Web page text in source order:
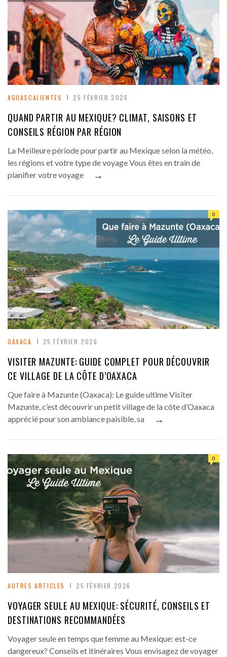
AGUASCALIENTES 25 FÉVRIER 2026
QUAND PARTIR AU MEXIQUE? CLIMAT, SAISONS ET
CONSEILS RÉGION PAR RÉGION
La Meilleure période pour partir au Mexique selon la météo,
les régions et votre type de voyage Vous êtes en train de
planifier votre voyage
→
0
OAXACA 25 FÉVRIER 2026
VISITER MAZUNTE: GUIDE COMPLET POUR DÉCOUVRIR
CE VILLAGE DE LA CÔTE D’OAXACA
Que faire à Mazunte (Oaxaca): Le guide ultime Visiter
Mazunte, c’est découvrir un petit village de la côte d’Oaxaca
apprécié pour son ambiance paisible, sa
→
0
AUTRES ARTICLES 25 FÉVRIER 2026
VOYAGER SEULE AU MEXIQUE: SÉCURITÉ, CONSEILS ET
DESTINATIONS RECOMMANDÉES
Voyager seule en temps que femme au Mexique: est-ce
dangereux? Conseils et itinéraires Vous envisagez de voyager